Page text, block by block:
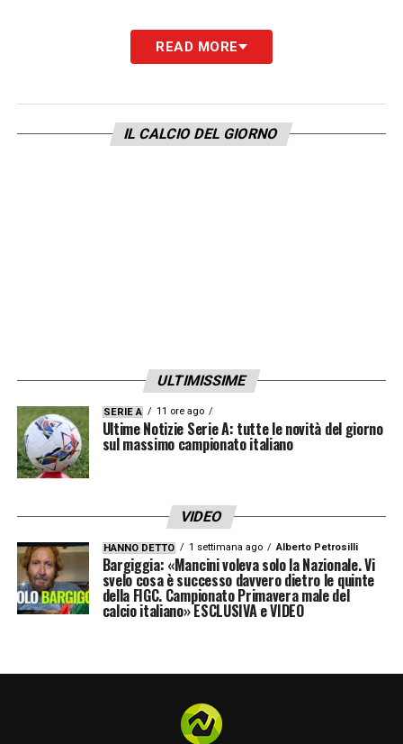
READ MORE
IL CALCIO DEL GIORNO
ULTIMISSIME
SERIE A 11 ore ago
Ultime Notizie Serie A: tutte le novità del giorno
sul massimo campionato italiano
VIDEO
HANNO DETTO 1 settimana ago Alberto Petrosilli
Bargiggia: «Mancini voleva solo la Nazionale. Vi
svelo cosa è successo davvero dietro le quinte
della FIGC. Campionato Primavera male del
calcio italiano» ESCLUSIVA e VIDEO